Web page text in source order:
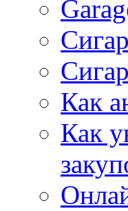
Как
Как